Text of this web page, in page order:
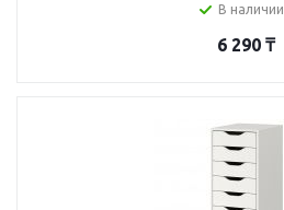
В наличии
6 290 ₸